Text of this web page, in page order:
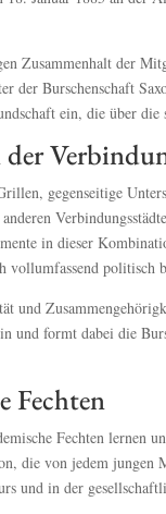
Zusammenhalt der
der Burschenschaft
ein, die über die
gegenseitige
in dieser
vollumfassend
und
und formt dabei die
Fechten
Fechten lernen
die von jedem
und in der